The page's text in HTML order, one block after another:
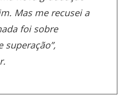
Mas me recusei a
foi sobre
superação”,